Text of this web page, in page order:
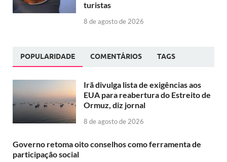
turistas
8 de agosto de 2026
POPULARIDADE COMENTÁRIOS TAGS
Irã divulga lista de exigências aos
EUA para reabertura do Estreito de
Ormuz, diz jornal
8 de agosto de 2026
Governo retoma oito conselhos como ferramenta de
participação social